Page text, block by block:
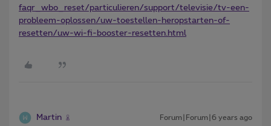
faqr_wbo_reset/particulieren/support/televisie/tv-een-
probleem-oplossen/uw-toestellen-heropstarten-of-
resetten/uw-wi-fi-booster-resetten.html
Martin Forum|Forum|6 years ago